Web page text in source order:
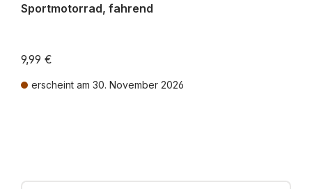
Sportmotorrad, fahrend
9,99 €
erscheint am 30. November 2026